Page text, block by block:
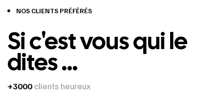
NOS CLIENTS PRÉFÉRÉS
Si c'est vous qui le
dites ...
+3000 clients heureux